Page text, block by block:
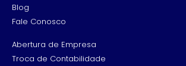
Blog
Fale Conosco
Abertura de Empresa
Troca de Contabilidade